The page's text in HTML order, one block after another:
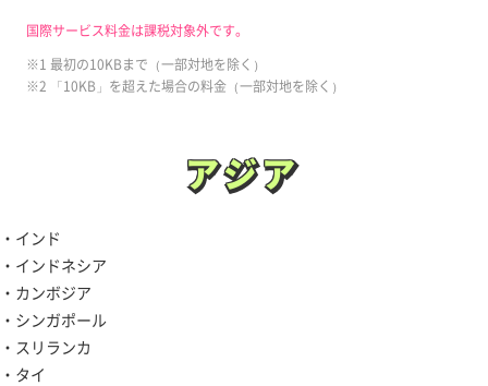
国際サービス料金は課税対象外です。
※1 最初の10KBまで（一部対地を除く）
※2 「10KB」を超えた場合の料金（一部対地を除く）
アジア
アジア
・インド
・インドネシア
・カンボジア
・シンガポール
・スリランカ
・タイ